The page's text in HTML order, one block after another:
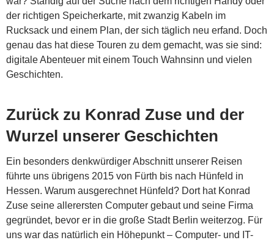
der richtigen Speicherkarte, mit zwanzig Kabeln im
Rucksack und einem Plan, der sich täglich neu erfand. Doch
genau das hat diese Touren zu dem gemacht, was sie sind:
digitale Abenteuer mit einem Touch Wahnsinn und vielen
Geschichten.
Zurück zu Konrad Zuse und der
Wurzel unserer Geschichten
Ein besonders denkwürdiger Abschnitt unserer Reisen
führte uns übrigens 2015 von Fürth bis nach Hünfeld in
Hessen. Warum ausgerechnet Hünfeld? Dort hat Konrad
Zuse seine allerersten Computer gebaut und seine Firma
gegründet, bevor er in die große Stadt Berlin weiterzog. Für
uns war das natürlich ein Höhepunkt – Computer- und IT-